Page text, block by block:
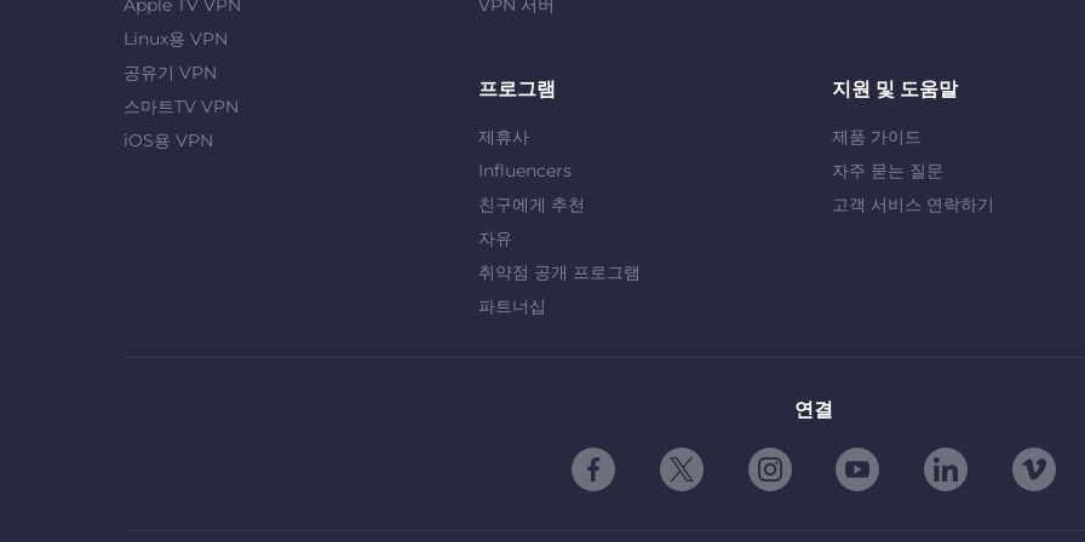
Apple TV VPN
Linux용 VPN
공유기 VPN
스마트TV VPN
iOS용 VPN
VPN 서버
프로그램
제휴사
Influencers
친구에게 추천
자유
취약점 공개 프로그램
파트너십
지원 및 도움말
제품 가이드
자주 묻는 질문
고객 서비스 연락하기
연결